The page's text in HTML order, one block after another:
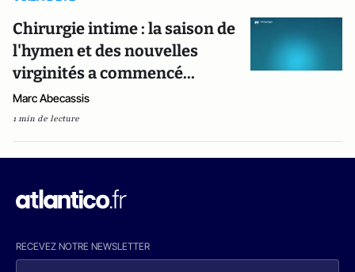
Chirurgie intime : la saison de
l'hymen et des nouvelles
virginités a commencé...
Marc Abecassis
1 min de lecture
RECEVEZ NOTRE NEWSLETTER